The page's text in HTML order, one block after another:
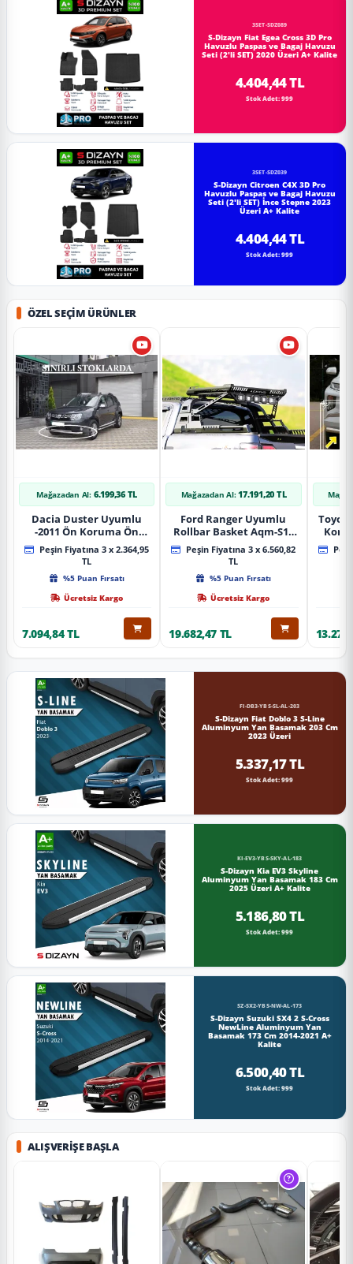
3SET-SDZ089
S-Dizayn Fiat Egea Cross 3D Pro
Havuzlu Paspas ve Bagaj Havuzu
Seti (2'li SET) 2020 Üzeri A+ Kalite
4.404,44 TL
Stok Adet: 999
3SET-SDZ039
S-Dizayn Citroen C4X 3D Pro
Havuzlu Paspas ve Bagaj Havuzu
Seti (2'li SET) İnce Stepne 2023
Üzeri A+ Kalite
4.404,44 TL
Stok Adet: 999
ÖZEL SEÇIM ÜRÜNLER
Mağazadan Al: 6.199,36 TL
Dacia Duster Uyumlu
-2011 Ön Koruma Ön
Tekli Koruma
Peşin Fiyatına 3 x 2.364,95
TL
%5 Puan Fırsatı
Ücretsiz Kargo
7.094,84 TL
Mağazadan Al: 17.191,20 TL
Ford Ranger Uyumlu
Rollbar Basket Aqm-S10
2015+ Uyumlu
Peşin Fiyatına 3 x 6.560,82
TL
%5 Puan Fırsatı
Ücretsiz Kargo
19.682,47 TL
FI-DB3-YBS-SL-AL-203
S-Dizayn Fiat Doblo 3 S-Line
Aluminyum Yan Basamak 203 Cm
2023 Üzeri
5.337,17 TL
Stok Adet: 999
KI-EV3-YBS-SKY-AL-183
S-Dizayn Kia EV3 Skyline
Aluminyum Yan Basamak 183 Cm
2025 Üzeri A+ Kalite
5.186,80 TL
Stok Adet: 999
SZ-SX2-YBS-NW-AL-173
S-Dizayn Suzuki SX4 2 S-Cross
NewLine Aluminyum Yan
Basamak 173 Cm 2014-2021 A+
Kalite
6.500,40 TL
Stok Adet: 999
ALIŞVERIŞE BAŞLA